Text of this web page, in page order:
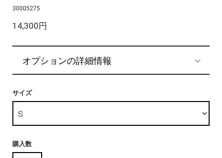
30005275
14,300円
オプションの詳細情報
サイズ
購入数